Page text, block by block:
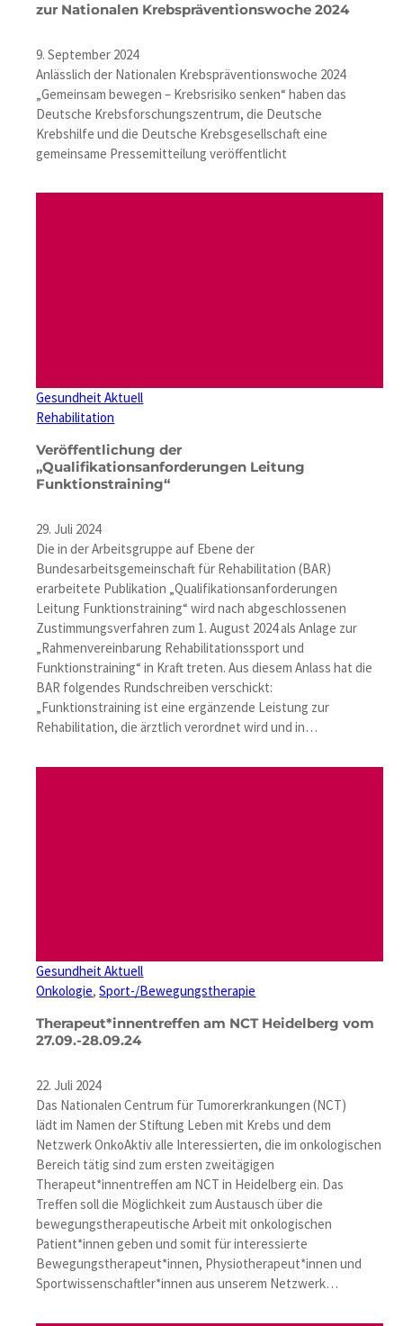
zur Nationalen Krebspräventionswoche 2024
9. September 2024
Anlässlich der Nationalen Krebspräventionswoche 2024
„Gemeinsam bewegen – Krebsrisiko senken“ haben das
Deutsche Krebsforschungszentrum, die Deutsche
Krebshilfe und die Deutsche Krebsgesellschaft eine
gemeinsame Pressemitteilung veröffentlicht
Gesundheit Aktuell
Rehabilitation
Veröffentlichung der
„Qualifikationsanforderungen Leitung
Funktionstraining“
29. Juli 2024
Die in der Arbeitsgruppe auf Ebene der
Bundesarbeitsgemeinschaft für Rehabilitation (BAR)
erarbeitete Publikation „Qualifikationsanforderungen
Leitung Funktionstraining“ wird nach abgeschlossenen
Zustimmungsverfahren zum 1. August 2024 als Anlage zur
„Rahmenvereinbarung Rehabilitationssport und
Funktionstraining“ in Kraft treten. Aus diesem Anlass hat die
BAR folgendes Rundschreiben verschickt:
„Funktionstraining ist eine ergänzende Leistung zur
Rehabilitation, die ärztlich verordnet wird und in…
Gesundheit Aktuell
Onkologie, Sport-/Bewegungstherapie
Therapeut*innentreffen am NCT Heidelberg vom
27.09.-28.09.24
22. Juli 2024
Das Nationalen Centrum für Tumorerkrankungen (NCT)
lädt im Namen der Stiftung Leben mit Krebs und dem
Netzwerk OnkoAktiv alle Interessierten, die im onkologischen
Bereich tätig sind zum ersten zweitägigen
Therapeut*innentreffen am NCT in Heidelberg ein. Das
Treffen soll die Möglichkeit zum Austausch über die
bewegungstherapeutische Arbeit mit onkologischen
Patient*innen geben und somit für interessierte
Bewegungstherapeut*innen, Physiotherapeut*innen und
Sportwissenschaftler*innen aus unserem Netzwerk…